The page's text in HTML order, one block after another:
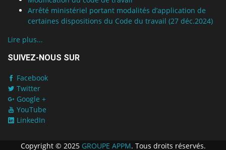
Arrêté ministériel portant modalités d’application de
certaines dispositions du Code du travail (27 déc.2024)
Lire plus...
SUIVEZ-NOUS SUR
Facebook
Twitter
Google +
YouTube
LinkedIn
Copyright © 2025 GROUPE APPM. Tous droits réservés.